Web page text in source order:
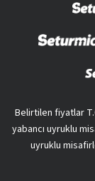
Belirtilen fiyatlar
yabancı uyruklu
uyruklu